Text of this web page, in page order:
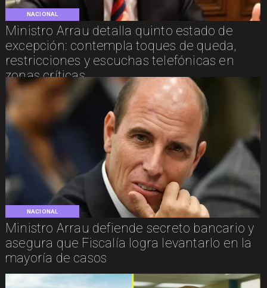
NACIONAL
Ministro Arrau detalla quinto estado de
excepción: contempla toques de queda,
restricciones y escuchas telefónicas en
zonas críticas
NACIONAL
Ministro Arrau defiende secreto bancario y
asegura que Fiscalía logra levantarlo en la
mayoría de casos